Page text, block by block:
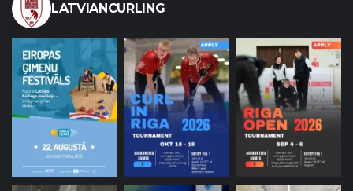
LATVIANCURLING